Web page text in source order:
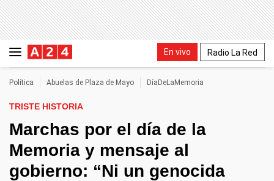
En vivo Radio La Red
Política Abuelas de Plaza de Mayo DíaDeLaMemoria
TRISTE HISTORIA
Marchas por el día de la
Memoria y mensaje al
gobierno: “Ni un genocida